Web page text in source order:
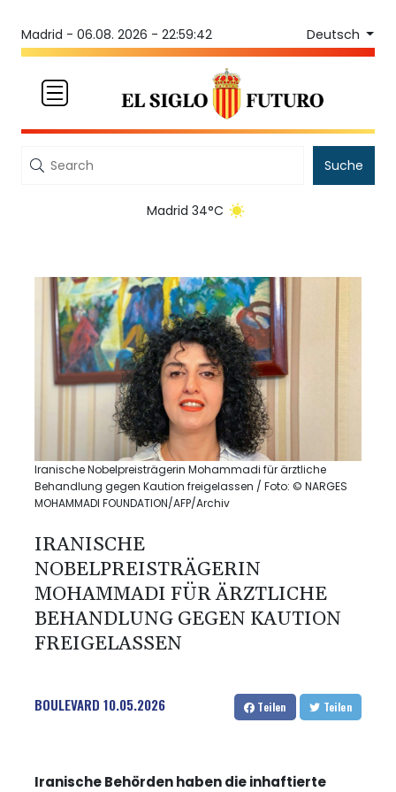
Madrid - 06.08. 2026 - 22:59:42 Deutsch
Suche
Madrid 34°C
Iranische Nobelpreisträgerin Mohammadi für ärztliche
Behandlung gegen Kaution freigelassen / Foto: © NARGES
MOHAMMADI FOUNDATION/AFP/Archiv
IRANISCHE
NOBELPREISTRÄGERIN
MOHAMMADI FÜR ÄRZTLICHE
BEHANDLUNG GEGEN KAUTION
FREIGELASSEN
BOULEVARD 10.05.2026 Teilen Teilen
Iranische Behörden haben die inhaftierte